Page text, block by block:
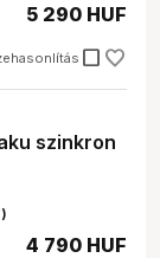
check_box_outline_blank
5 290 HUF
szinkron
4 790 HUF